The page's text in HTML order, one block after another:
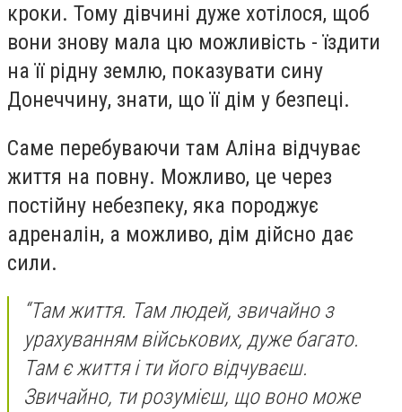
кроки. Тому дівчині дуже хотілося, щоб
вони знову мала цю можливість - їздити
на її рідну землю, показувати сину
Донеччину, знати, що її дім у безпеці.
Саме перебуваючи там Аліна відчуває
життя на повну. Можливо, це через
постійну небезпеку, яка породжує
адреналін, а можливо, дім дійсно дає
сили.
“Там життя. Там людей, звичайно з
урахуванням військових, дуже багато.
Там є життя і ти його відчуваєш.
Звичайно, ти розумієш, що воно може